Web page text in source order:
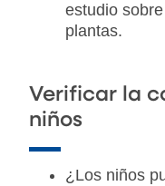
estudio
plantas.
Verificar la
niños
¿Los niños